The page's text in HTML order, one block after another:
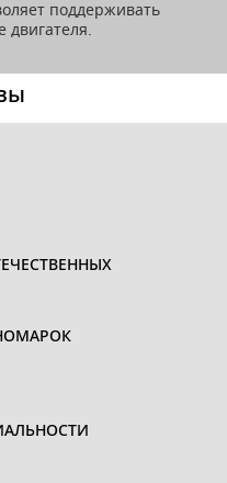
поддерживать